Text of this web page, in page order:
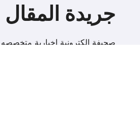
جريدة المقال
صحيفة إلكترونية اخبارية متخصصه